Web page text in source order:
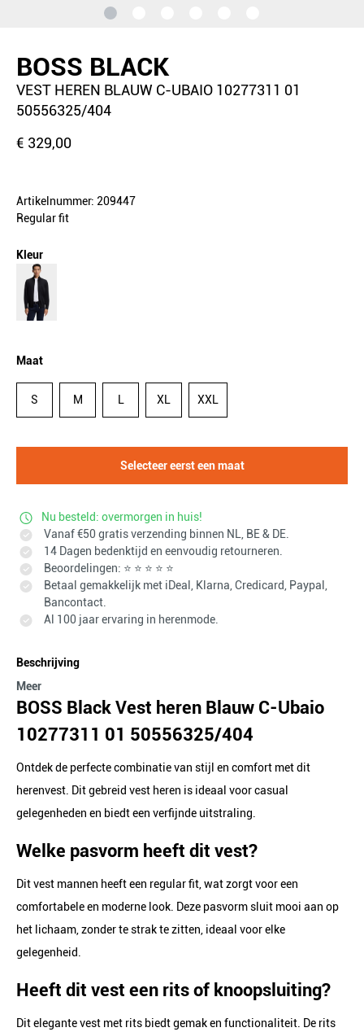
BOSS BLACK
VEST HEREN BLAUW C-UBAIO 10277311 01
50556325/404
€ 329,00
Artikelnummer: 209447
Regular fit
Kleur
Maat
S M L XL XXL
Selecteer eerst een maat
Nu besteld: overmorgen in huis!
Vanaf €50 gratis verzending binnen NL, BE & DE.
14 Dagen bedenktijd en eenvoudig retourneren.
Beoordelingen: ⭐ ⭐ ⭐ ⭐ ⭐
Betaal gemakkelijk met iDeal, Klarna, Credicard, Paypal,
Bancontact.
Al 100 jaar ervaring in herenmode.
Beschrijving
Meer
BOSS Black Vest heren Blauw C-Ubaio
10277311 01 50556325/404
Ontdek de perfecte combinatie van stijl en comfort met dit
herenvest. Dit gebreid vest heren is ideaal voor casual
gelegenheden en biedt een verfijnde uitstraling.
Welke pasvorm heeft dit vest?
Dit vest mannen heeft een regular fit, wat zorgt voor een
comfortabele en moderne look. Deze pasvorm sluit mooi aan op
het lichaam, zonder te strak te zitten, ideaal voor elke
gelegenheid.
Heeft dit vest een rits of knoopsluiting?
Dit elegante vest met rits biedt gemak en functionaliteit. De rits